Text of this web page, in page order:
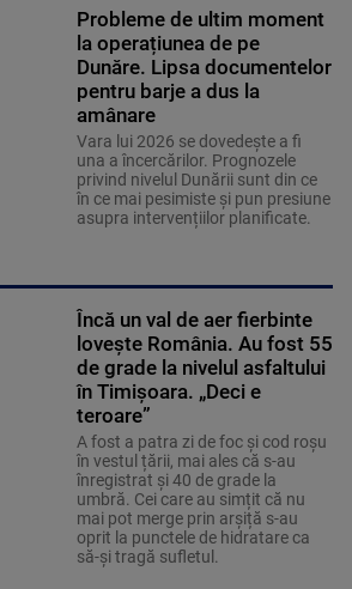
Probleme de ultim moment
la operațiunea de pe
Dunăre. Lipsa documentelor
pentru barje a dus la
amânare
Vara lui 2026 se dovedește a fi
una a încercărilor. Prognozele
privind nivelul Dunării sunt din ce
în ce mai pesimiste și pun presiune
asupra intervențiilor planificate.
Încă un val de aer fierbinte
lovește România. Au fost 55
de grade la nivelul asfaltului
în Timișoara. „Deci e
teroare”
A fost a patra zi de foc și cod roșu
în vestul țării, mai ales că s-au
înregistrat și 40 de grade la
umbră. Cei care au simțit că nu
mai pot merge prin arșiță s-au
oprit la punctele de hidratare ca
să-și tragă sufletul.